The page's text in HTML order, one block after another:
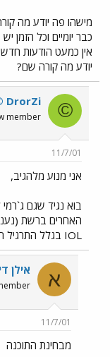
אין כמעט הודעות
יודע מה קורה שם?
©
DrorZi
member
11/7/01
אני מנוע מלהגיב,
בוא נגיד שגם
האחרים ברשת
IOL בגלל התרגיל הזה ויבואו אליהם.
א אילן די
11/7/01
מבחינת התוכנה